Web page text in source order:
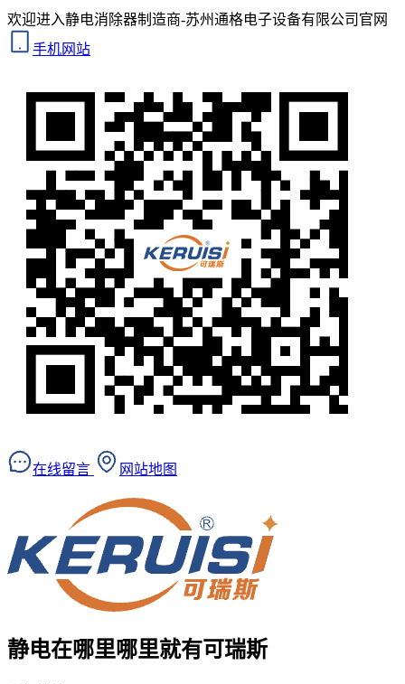
欢迎进入静电消除器制造商-苏州通格电子设备有限公司官网
手机网站
在线留言 网站地图
静电在哪里哪里就有可瑞斯